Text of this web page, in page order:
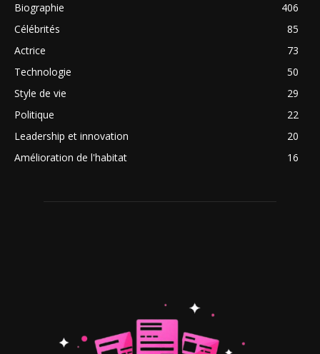
Biographie
406
Célébrités
85
Actrice
73
Technologie
50
Style de vie
29
Politique
22
Leadership et innovation
20
Amélioration de l'habitat
16